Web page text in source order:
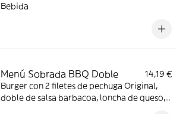
Bebida
Menú Sobrada BBQ Doble
14,19 €
Burger con 2 filetes de pechuga Original,
doble de salsa barbacoa, loncha de queso,